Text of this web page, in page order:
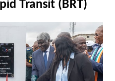
Transit (BRT)